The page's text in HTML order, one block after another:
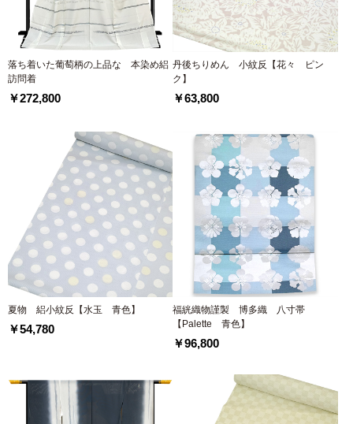
落ち着いた葡萄柄の上品な 本染め絽
訪問着
￥272,800
丹後ちりめん 小紋反【花々 ピン
ク】
￥63,800
夏物 絽小紋反【水玉 青色】
￥54,780
福絖織物謹製 博多織 八寸帯
【Palette 青色】
￥96,800